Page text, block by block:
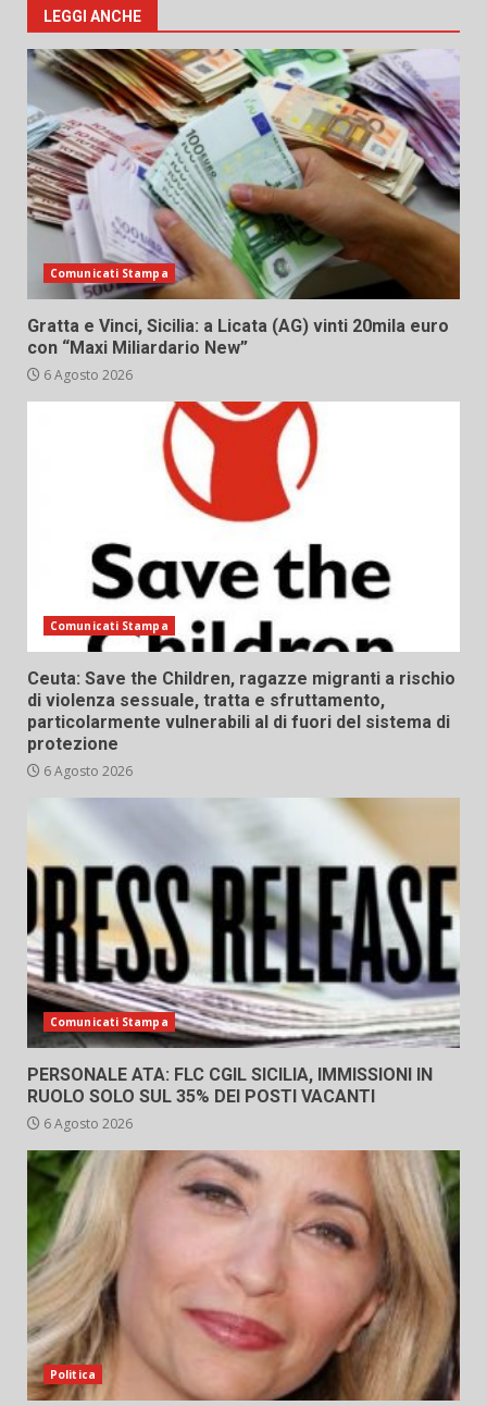
LEGGI ANCHE
Comunicati Stampa
Gratta e Vinci, Sicilia: a Licata (AG) vinti 20mila euro
con “Maxi Miliardario New”
6 Agosto 2026
Comunicati Stampa
Ceuta: Save the Children, ragazze migranti a rischio
di violenza sessuale, tratta e sfruttamento,
particolarmente vulnerabili al di fuori del sistema di
protezione
6 Agosto 2026
Comunicati Stampa
PERSONALE ATA: FLC CGIL SICILIA, IMMISSIONI IN
RUOLO SOLO SUL 35% DEI POSTI VACANTI
6 Agosto 2026
Politica